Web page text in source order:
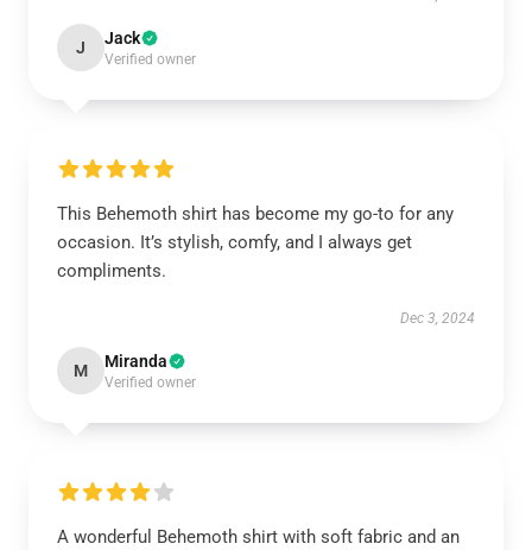
J Jack
Verified owner
This Behemoth shirt has become my go-to for any
occasion. It’s stylish, comfy, and I always get
compliments.
Dec 3, 2024
M Miranda
Verified owner
A wonderful Behemoth shirt with soft fabric and an